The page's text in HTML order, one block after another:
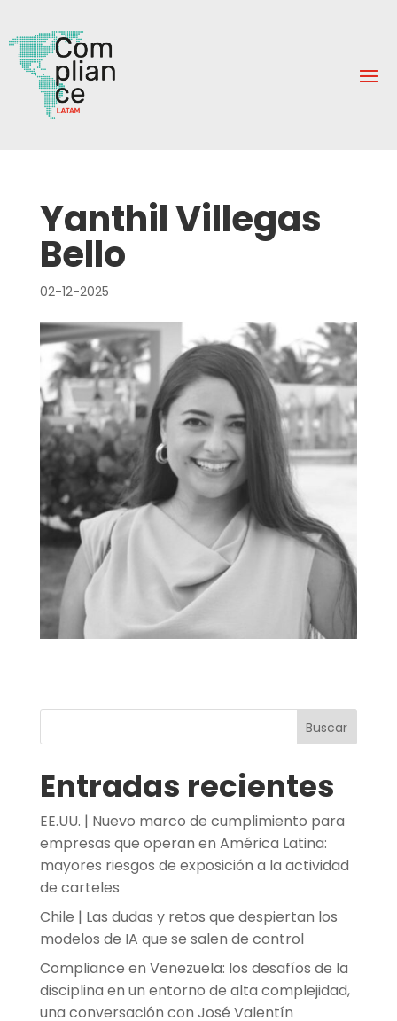
Yanthil Villegas
Bello
02-12-2025
Buscar
Entradas recientes
EE.UU. | Nuevo marco de cumplimiento para
empresas que operan en América Latina:
mayores riesgos de exposición a la actividad
de carteles
Chile | Las dudas y retos que despiertan los
modelos de IA que se salen de control
Compliance en Venezuela: los desafíos de la
disciplina en un entorno de alta complejidad,
una conversación con José Valentín